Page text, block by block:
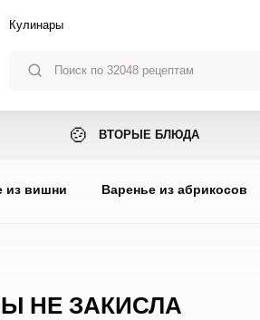
Кулинары
🍲 ВТОРЫЕ БЛЮДА
из вишни Варенье из абрикосов
НЕ ЗАКИСЛА